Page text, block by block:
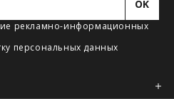
OK
рекламно-информационных
персональных данных
ягодиц.
обл., Ленинградская обл.
платежную систему